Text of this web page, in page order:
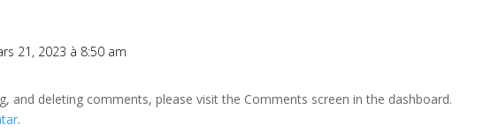
21, 2023 à 8:50 am
and deleting comments, please visit the Comments screen in the dashboard.
.